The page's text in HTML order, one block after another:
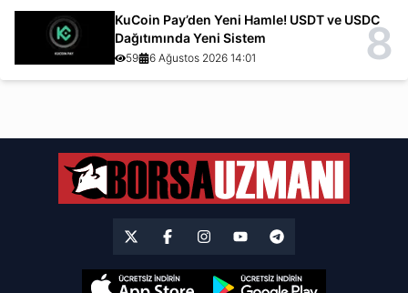
KuCoin Pay’den Yeni Hamle! USDT ve USDC
Dağıtımında Yeni Sistem
59 6 Ağustos 2026 14:01 8